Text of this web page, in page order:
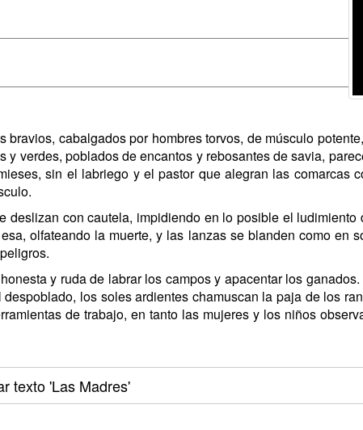
cabalgados por hombres torvos, de músculo
verdes, poblados de encantos y rebosantes de savia,
sin el labriego y el pastor que alegran las comarcas
con cautela, impidiendo en lo posible el ludimiento
olfateando la muerte, y las lanzas se blanden como en
y ruda de labrar los campos y apacentar los
los soles ardientes chamuscan la paja de los
de trabajo, en tanto las mujeres y los niños
texto'Las Madres'